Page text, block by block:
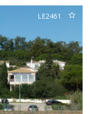
LE2461